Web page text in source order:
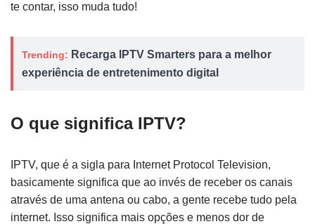
te contar, isso muda tudo!
Trending: Recarga IPTV Smarters para a melhor
experiência de entretenimento digital
O que significa IPTV?
IPTV, que é a sigla para Internet Protocol Television,
basicamente significa que ao invés de receber os canais
através de uma antena ou cabo, a gente recebe tudo pela
internet. Isso significa mais opções e menos dor de